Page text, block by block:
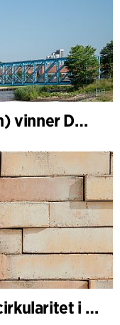
Storkeengen (Storkängen) vinner DANVAs Klimatpris 2025 och bygger vidare på ett tidigare arkitektoniskt erkännande
MIX: När tradition möter cirkularitet i arkitekturen